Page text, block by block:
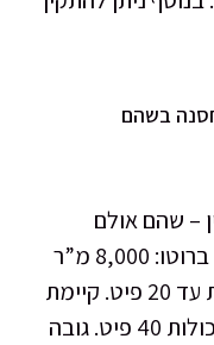
לתעשייה ואחסנה קלה/הייטק שטח ברוטו: 8,000 מ”ר
עד 20 פיט. קיימת
40 פיט. גובה